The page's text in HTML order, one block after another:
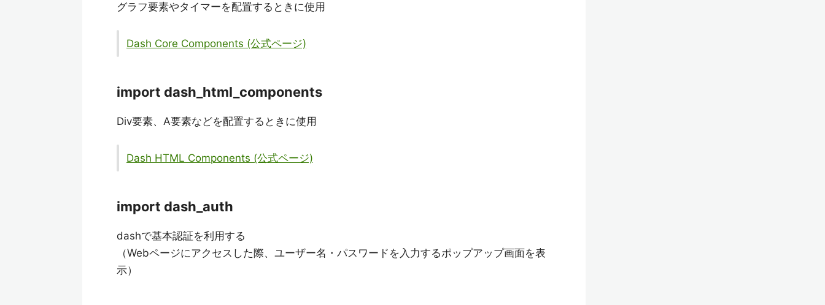
グラフ要素やタイマーを配置するときに使用
Dash Core Components (公式ページ)
import dash_html_components
Div要素、A要素などを配置するときに使用
Dash HTML Components (公式ページ)
import dash_auth
dashで基本認証を利用する
（Webページにアクセスした際、ユーザー名・パスワードを入力するポップアップ画面を表
示）